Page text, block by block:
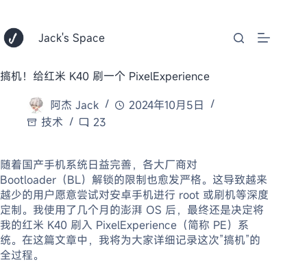
内
Jack's Space
搞机！给红米 K40 刷一个 PixelExperience
阿杰 Jack
2024年10月5日
技术
23
随着国产手机系统日益完善，各大厂商对
Bootloader（BL）解锁的限制也愈发严格。这导致越来
越少的用户愿意尝试对安卓手机进行 root 或刷机等深度
定制。我使用了几个月的澎湃 OS 后，最终还是决定将
我的红米 K40 刷入 PixelExperience（简称 PE）系
统。在这篇文章中，我将为大家详细记录这次”搞机”的
全过程。